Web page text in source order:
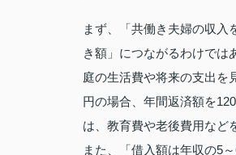
まず、「共働き夫婦の収
き額」につながるわけでは
庭の生活費や将来の支出を
円の場合、年間返済額を
は、教育費や老後費用など
また、「借入額は年収の5